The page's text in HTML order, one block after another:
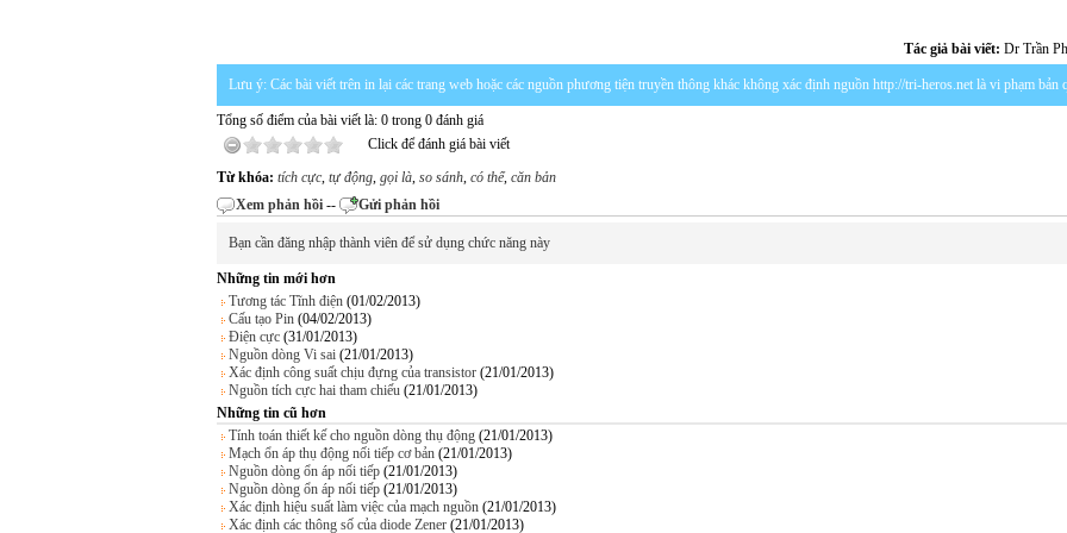
Tác giả bài viết: Dr Trần
Lưu ý: Các bài viết trên in lại các trang web hoặc các nguồn phương tiện truyền thông khác không xác định nguồn http://tri-heros.net là vi phạm bản
Tổng số điểm của bài viết là: 0 trong 0 đánh giá
Click để đánh giá bài viết
Từ khóa: tích cực, tự động, gọi là, so sánh, có thể, căn bản
Xem phản hồi -- Gửi phản hồi
Bạn cần đăng nhập thành viên để sử dụng chức năng này
Những tin mới hơn
Tương tác Tĩnh điện (01/02/2013)
Cấu tạo Pin (04/02/2013)
Điện cực (31/01/2013)
Nguồn dòng Vi sai (21/01/2013)
Xác định công suất chịu đựng của transistor (21/01/2013)
Nguồn tích cực hai tham chiếu (21/01/2013)
Những tin cũ hơn
Tính toán thiết kế cho nguồn dòng thụ động (21/01/2013)
Mạch ổn áp thụ động nối tiếp cơ bản (21/01/2013)
Nguồn dòng ổn áp nối tiếp (21/01/2013)
Nguồn dòng ổn áp nối tiếp (21/01/2013)
Xác định hiệu suất làm việc của mạch nguồn (21/01/2013)
Xác định các thông số của diode Zener (21/01/2013)